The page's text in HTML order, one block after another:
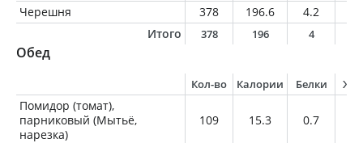
Черешня 378 196.6 4.2
Итого
378 196 4
Обед
Кол-во Калории Белки
Помидор (томат),
парниковый (Мытьё,
нарезка)
109 15.3 0.7